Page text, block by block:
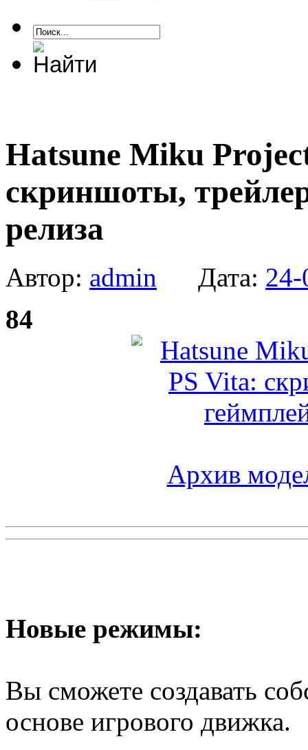
Hatsune Miku
скриншоты,
релиза
Автор: admin Дата:
84
Архив
Новые режимы:
Вы сможете создавать
основе игрового движка.